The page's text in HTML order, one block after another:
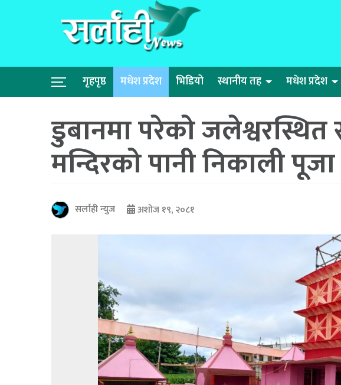
गृहपृष्ठ मधेश प्रदेश भिडियो स्थानीय तह मधेश प्रदेश
डुबानमा परेको जलेश्वरस्थित
मन्दिरको पानी निकाली
सर्लाही न्युज अशोज १९, २०८१